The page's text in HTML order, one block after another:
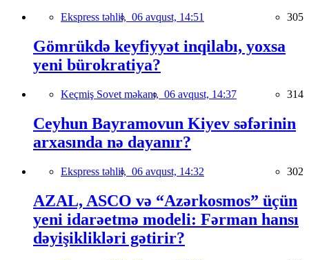
Ekspress təhlil, 06 avqust, 14:51 305
Gömrükdə keyfiyyət inqilabı, yoxsa
yeni bürokratiya?
Keçmiş Sovet məkanı, 06 avqust, 14:37 314
Ceyhun Bayramovun Kiyev səfərinin
arxasında nə dayanır?
Ekspress təhlil, 06 avqust, 14:32 302
AZAL, ASCO və “Azərkosmos” üçün
yeni idarəetmə modeli: Fərman hansı
dəyişiklikləri gətirir?